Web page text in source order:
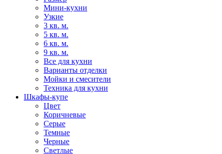
Мини-кухни
Узкие
3 кв. м.
5 кв. м.
6 кв. м.
9 кв. м.
Все для кухни
Варианты отделки
Мойки и смесители
Техника для кухни
Шкафы-купе
Цвет
Коричневые
Серые
Темные
Черные
Светлые